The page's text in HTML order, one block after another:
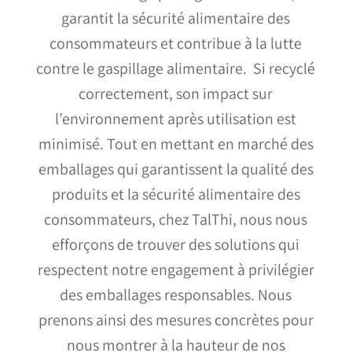
garantit la sécurité alimentaire des
consommateurs et contribue à la lutte
contre le gaspillage alimentaire. Si recyclé
correctement, son impact sur
l’environnement après utilisation est
minimisé. Tout en mettant en marché des
emballages qui garantissent la qualité des
produits et la sécurité alimentaire des
consommateurs, chez TalThi, nous nous
efforçons de trouver des solutions qui
respectent notre engagement à privilégier
des emballages responsables. Nous
prenons ainsi des mesures concrètes pour
nous montrer à la hauteur de nos